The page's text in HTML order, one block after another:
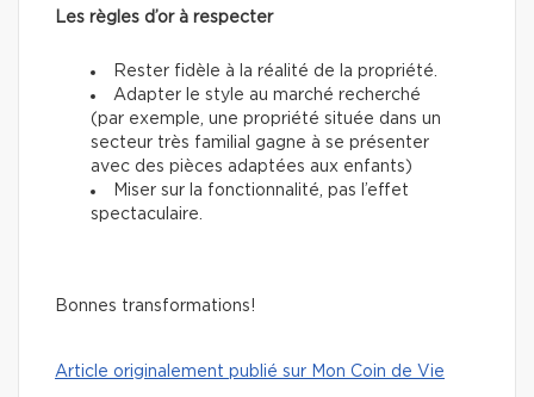
Les règles d’or à respecter
Rester fidèle à la réalité de la propriété.
Adapter le style au marché recherché
(par exemple, une propriété située dans un
secteur très familial gagne à se présenter
avec des pièces adaptées aux enfants)
Miser sur la fonctionnalité, pas l’effet
spectaculaire.
Bonnes transformations!
Article originalement publié sur Mon Coin de Vie